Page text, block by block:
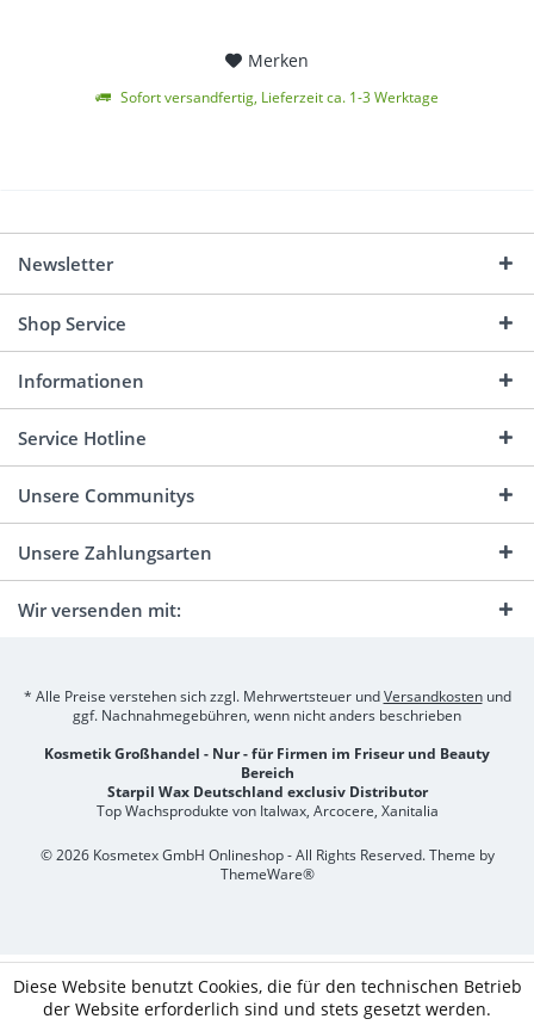
Merken
Sofort versandfertig, Lieferzeit ca. 1-3 Werktage
Newsletter
Shop Service
Informationen
Service Hotline
Unsere Communitys
Unsere Zahlungsarten
Wir versenden mit:
* Alle Preise verstehen sich zzgl. Mehrwertsteuer undVersandkostenund
ggf. Nachnahmegebühren, wenn nicht anders beschrieben
Kosmetik Großhandel - Nur - für Firmen im Friseur und Beauty
Bereich
Starpil Wax Deutschland exclusiv Distributor
Top Wachsprodukte von Italwax, Arcocere, Xanitalia
© 2026 Kosmetex GmbH Onlineshop - All Rights Reserved. Theme by
ThemeWare®
Diese Website benutzt Cookies, die für den technischen Betrieb
der Website erforderlich sind und stets gesetzt werden.